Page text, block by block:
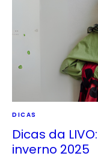
DICAS
Dicas da
inverno 2025